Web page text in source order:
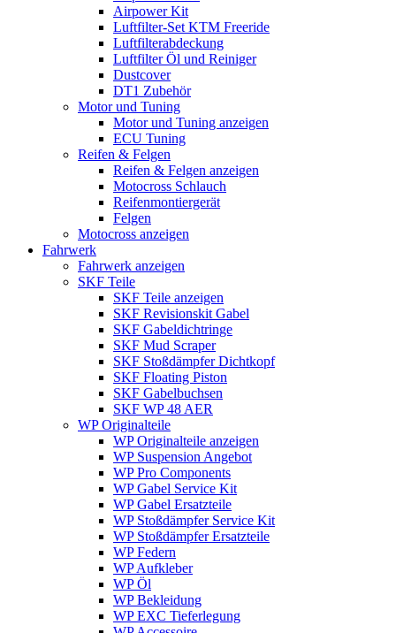
Airpower Kit
Luftfilter-Set KTM Freeride
Luftfilterabdeckung
Luftfilter Öl und Reiniger
Dustcover
DT1 Zubehör
Motor und Tuning
Motor und Tuning anzeigen
ECU Tuning
Reifen & Felgen
Reifen & Felgen anzeigen
Motocross Schlauch
Reifenmontiergerät
Felgen
Motocross anzeigen
Fahrwerk
Fahrwerk anzeigen
SKF Teile
SKF Teile anzeigen
SKF Revisionskit Gabel
SKF Gabeldichtringe
SKF Mud Scraper
SKF Stoßdämpfer Dichtkopf
SKF Floating Piston
SKF Gabelbuchsen
SKF WP 48 AER
WP Originalteile
WP Originalteile anzeigen
WP Suspension Angebot
WP Pro Components
WP Gabel Service Kit
WP Gabel Ersatzteile
WP Stoßdämpfer Service Kit
WP Stoßdämpfer Ersatzteile
WP Federn
WP Aufkleber
WP Öl
WP Bekleidung
WP EXC Tieferlegung